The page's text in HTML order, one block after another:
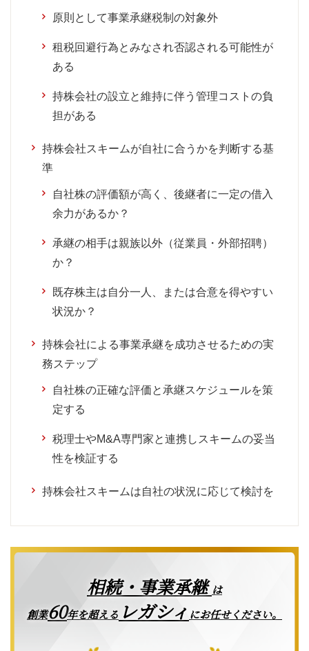
原則として事業承継税制の対象外
租税回避行為とみなされ否認される可能性が
ある
持株会社の設立と維持に伴う管理コストの負
担がある
持株会社スキームが自社に合うかを判断する基
準
自社株の評価額が高く、後継者に一定の借入
余力があるか？
承継の相手は親族以外（従業員・外部招聘）
か？
既存株主は自分一人、または合意を得やすい
状況か？
持株会社による事業承継を成功させるための実
務ステップ
自社株の正確な評価と承継スケジュールを策
定する
税理士やM&A専門家と連携しスキームの妥当
性を検証する
持株会社スキームは自社の状況に応じて検討を
相続・事業承継は
創業60年を超える レガシィ にお任せください。